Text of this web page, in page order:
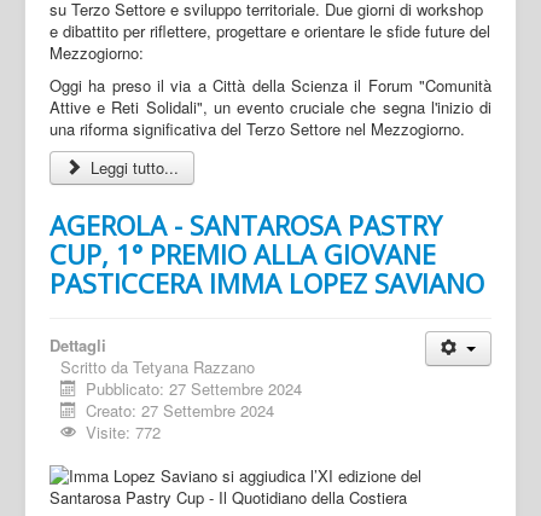
Oggi ha preso il via a Città della Scienza il Forum "Comunità
Attive e Reti Solidali", un evento cruciale che segna l'inizio di
una riforma significativa del Terzo Settore nel Mezzogiorno.
Leggi tutto...
AGEROLA - SANTAROSA PASTRY
CUP, 1° PREMIO ALLA GIOVANE
PASTICCERA IMMA LOPEZ SAVIANO
Dettagli
Scritto da Tetyana Razzano
Pubblicato: 27 Settembre 2024
Creato: 27 Settembre 2024
Visite: 772